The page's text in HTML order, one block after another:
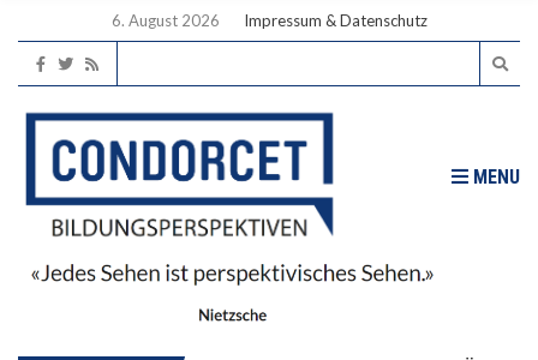
6. August 2026 Impressum & Datenschutz
MENU